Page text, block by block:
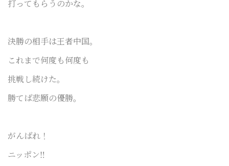
打ってもらうのかな。
決勝の相手は王者中国。
これまで何度も何度も
挑戦し続けた。
勝てば悲願の優勝。
がんばれ！
ニッポン‼︎